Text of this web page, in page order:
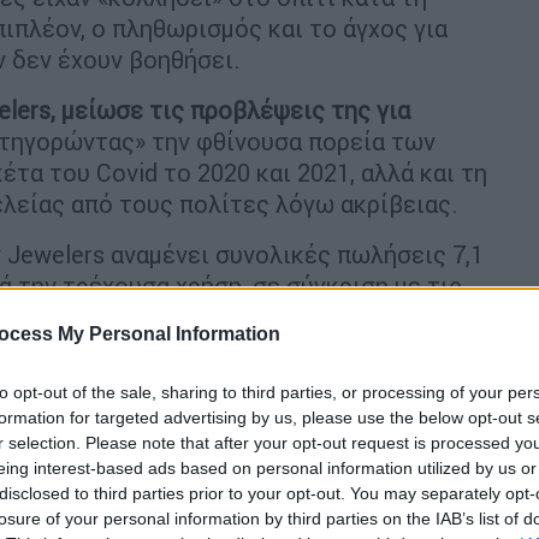
My Personal Information
opt-out of the sale, sharing to third parties, or processing of your
for targeted advertising by us, please use the below opt-out
selection. Please note that after your opt-out request is processed
interest-based ads based on personal information utilized by us
to third parties prior to your opt-out. You may separately
of your personal information by third parties on the IAB’s list of
ο πληθωρισμός και το άγχος για
έχουν βοηθήσει.
μείωσε τις προβλέψεις της για
την φθίνουσα πορεία των
του Covid το 2020 και 2021, αλλά και τη
από τους πολίτες λόγω ακρίβειας.
αναμένει συνολικές πωλήσεις 7,1
τρέχουσα χρήση, σε σύγκριση με τις
δολαρίων- 7,84 δισ. δολαρίων.
να διαμορφωθούν μεταξύ 9,49 και
μείωση των αρραβώνων αυτό το
των γνωριμιών λόγω Covid πριν
η διευθύνουσα σύμβουλος της